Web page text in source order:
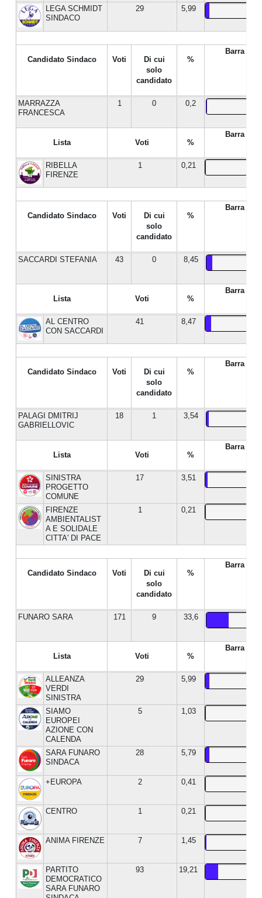
LEGA SCHMIDT
SINDACO
29 5,99
Candidato Sindaco Voti
Di cui
solo
candidato
%
Barra %
MARRAZZA
FRANCESCA
1 0 0,2
Lista Voti %
Barra %
RIBELLA
FIRENZE
1 0,21
Candidato Sindaco Voti
Di cui
solo
candidato
%
Barra %
SACCARDI STEFANIA 43 0 8,45
Lista Voti %
Barra %
AL CENTRO
CON SACCARDI
41 8,47
Candidato Sindaco Voti
Di cui
solo
candidato
%
Barra %
PALAGI DMITRIJ
GABRIELLOVIC
18 1 3,54
Lista Voti %
Barra %
SINISTRA
PROGETTO
COMUNE
17 3,51
FIRENZE
AMBIENTALIST
A E SOLIDALE
CITTA' DI PACE
1 0,21
Candidato Sindaco Voti
Di cui
solo
candidato
%
Barra %
FUNARO SARA 171 9 33,6
Lista Voti %
Barra %
ALLEANZA
VERDI
SINISTRA
29 5,99
SIAMO
EUROPEI
AZIONE CON
CALENDA
5 1,03
SARA FUNARO
SINDACA
28 5,79
+EUROPA 2 0,41
CENTRO 1 0,21
ANIMA FIRENZE 7 1,45
PARTITO
DEMOCRATICO
SARA FUNARO
93 19,21